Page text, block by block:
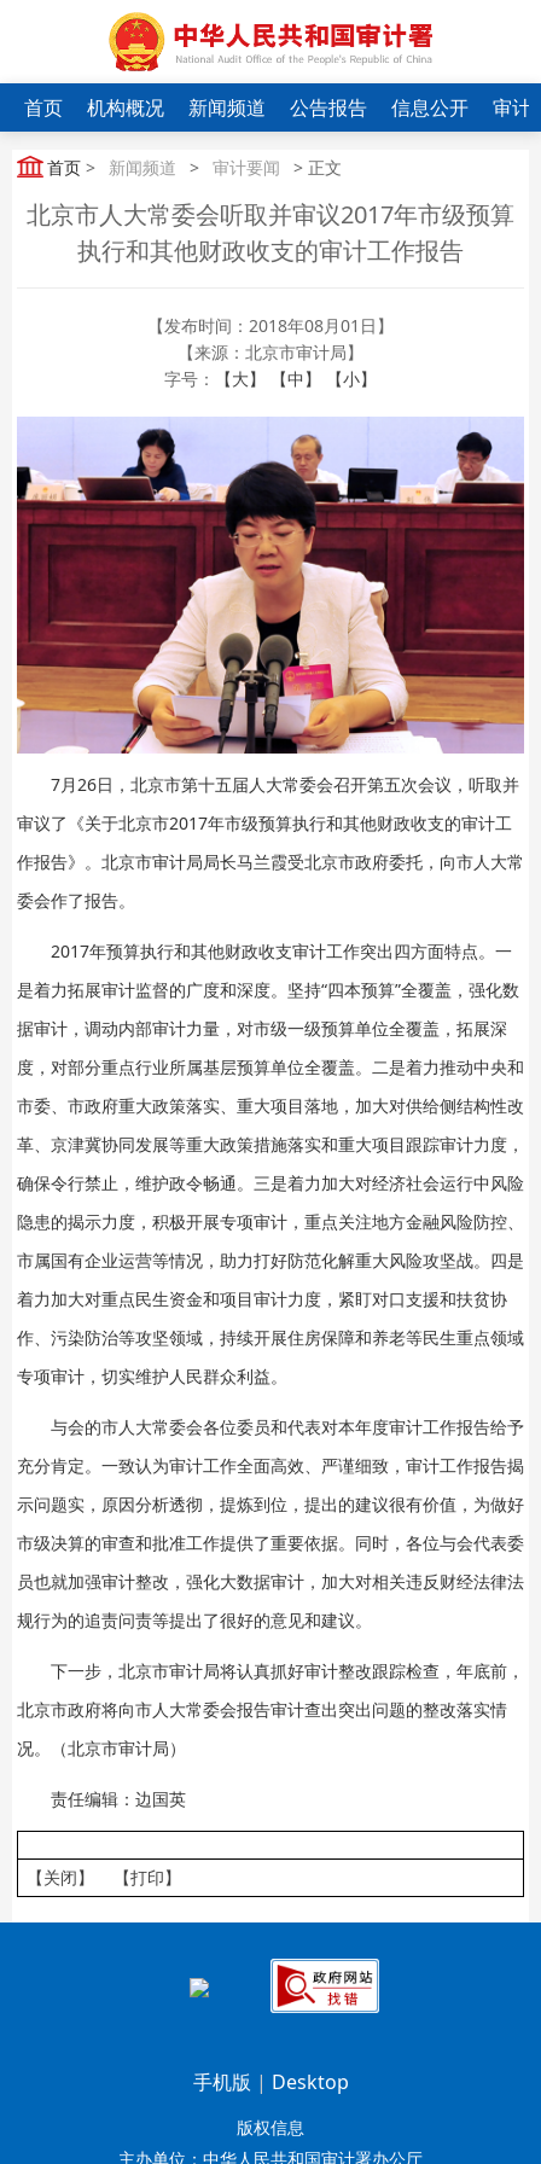
首页 机构概况 新闻频道 公告报告 信息公开 审计
首页 > 新闻频道 > 审计要闻 > 正文
北京市人大常委会听取并审议2017年市级预算
执行和其他财政收支的审计工作报告
【发布时间：2018年08月01日】
【来源：北京市审计局】
字号：
【大】 【中】 【小】
7月26日，北京市第十五届人大常委会召开第五次会议，听取并
审议了《关于北京市2017年市级预算执行和其他财政收支的审计工
作报告》。北京市审计局局长马兰霞受北京市政府委托，向市人大常
委会作了报告。
2017年预算执行和其他财政收支审计工作突出四方面特点。一
是着力拓展审计监督的广度和深度。坚持“四本预算”全覆盖，强化数
据审计，调动内部审计力量，对市级一级预算单位全覆盖，拓展深
度，对部分重点行业所属基层预算单位全覆盖。二是着力推动中央和
市委、市政府重大政策落实、重大项目落地，加大对供给侧结构性改
革、京津冀协同发展等重大政策措施落实和重大项目跟踪审计力度，
确保令行禁止，维护政令畅通。三是着力加大对经济社会运行中风险
隐患的揭示力度，积极开展专项审计，重点关注地方金融风险防控、
市属国有企业运营等情况，助力打好防范化解重大风险攻坚战。四是
着力加大对重点民生资金和项目审计力度，紧盯对口支援和扶贫协
作、污染防治等攻坚领域，持续开展住房保障和养老等民生重点领域
专项审计，切实维护人民群众利益。
与会的市人大常委会各位委员和代表对本年度审计工作报告给予
充分肯定。一致认为审计工作全面高效、严谨细致，审计工作报告揭
示问题实，原因分析透彻，提炼到位，提出的建议很有价值，为做好
市级决算的审查和批准工作提供了重要依据。同时，各位与会代表委
员也就加强审计整改，强化大数据审计，加大对相关违反财经法律法
规行为的追责问责等提出了很好的意见和建议。
下一步，北京市审计局将认真抓好审计整改跟踪检查，年底前，
北京市政府将向市人大常委会报告审计查出突出问题的整改落实情
况。（北京市审计局）
责任编辑：边国英
【关闭】 【打印】
手机版 | Desktop
版权信息
主办单位：中华人民共和国审计署办公厅